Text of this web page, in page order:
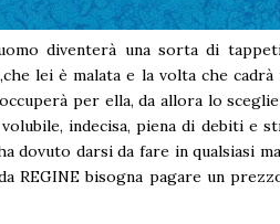
diventerà una sorta di
lei è malata e la volta che
per ella, da allora lo
indecisa, piena di debiti e
dovuto darsi da fare in qualsiasi
REGINE bisogna pagare un